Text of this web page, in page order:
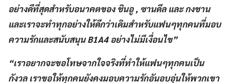
อย่างดีที่สุดสำหรับอนาคตของ ชินอู , ซานดึล และ กงชาน
และเราจะทำทุกอย่างให้ดีกว่าเดิมสำหรับแฟนๆทุกคนที่มอบ
ความรักและสนับสนุน B1A4 อย่างไม่มีเงื่อนไข”
“เราอยากจะขอโทษจากใจจริงที่ทำให้แฟนๆทุกคนเป็น
กังวล เราขอให้ทุกคนยังคงมอบความรักอันอบอุ่นให้พวกเขา